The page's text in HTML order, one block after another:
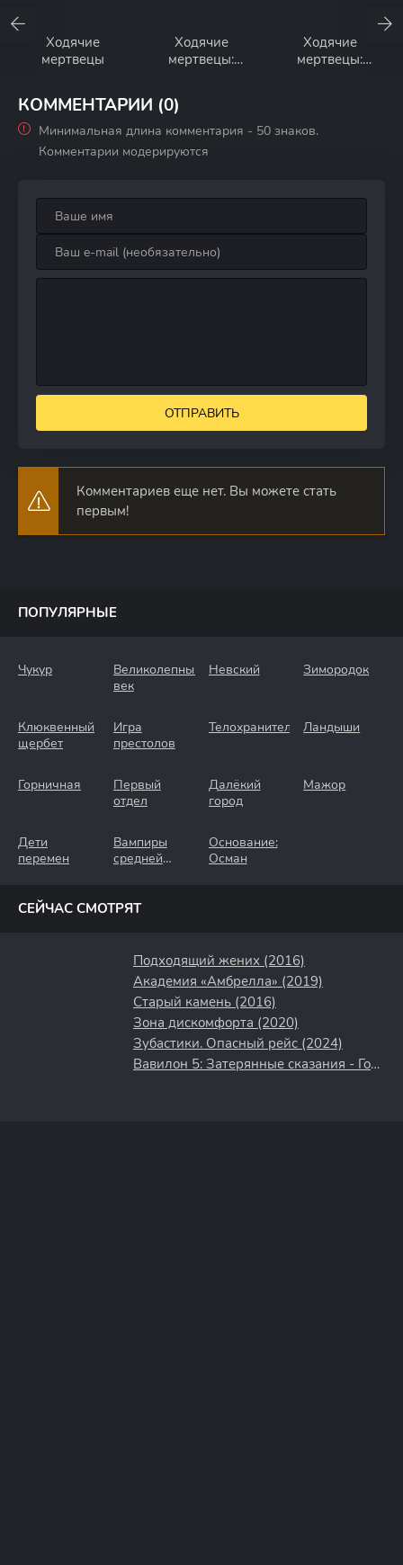
Ходячие
мертвецы
Ходячие
мертвецы:
Ходячие
мертвецы:
КОММЕНТАРИИ (0)
Минимальная длина комментария - 50 знаков.
Комментарии модерируются
ОТПРАВИТЬ
Комментариев еще нет. Вы можете стать
первым!
ПОПУЛЯРНЫЕ
Чукур
Великолепный
век
Невский Зимородок
Клюквенный
щербет
Игра
престолов
Телохранители Ландыши
Горничная
Первый
отдел
Далёкий
город
Мажор
Дети
перемен
Вампиры
средней
Основание:
Осман
СЕЙЧАС СМОТРЯТ
Подходящий жених (2016)
Академия «Амбрелла» (2019)
Старый камень (2016)
Зона дискомфорта (2020)
Зубастики. Опасный рейс (2024)
Вавилон 5: Затерянные сказания - Голоса во тьме (2007)